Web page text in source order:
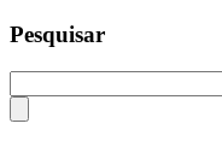
Pesquisar